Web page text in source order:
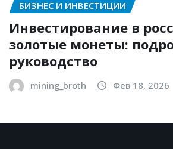
БИЗНЕС И ИНВЕСТИЦИИ
Инвестирование в
золотые монеты:
руководство
mining_broth Фев 18, 2026